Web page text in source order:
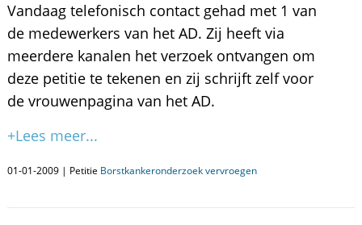
Vandaag telefonisch contact gehad met 1 van
de medewerkers van het AD. Zij heeft via
meerdere kanalen het verzoek ontvangen om
deze petitie te tekenen en zij schrijft zelf voor
de vrouwenpagina van het AD.
+Lees meer...
01-01-2009 | Petitie Borstkankeronderzoek vervroegen